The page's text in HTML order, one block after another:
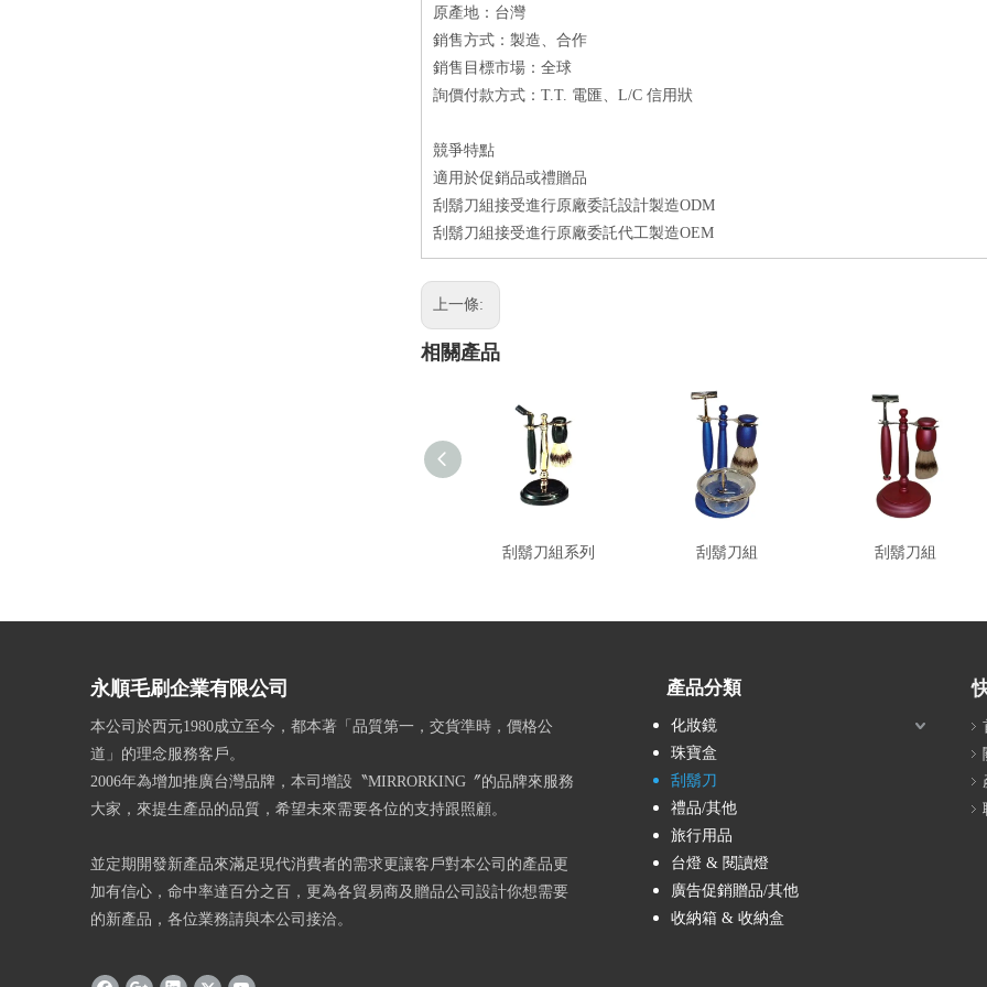
原產地：台灣
銷售方式：製造、合作
銷售目標市場：全球
詢價付款方式：T.T. 電匯、L/C 信用狀
競爭特點
適用於促銷品或禮贈品
刮鬍刀組接受進行原廠委託設計製造ODM
刮鬍刀組接受進行原廠委託代工製造OEM
上一條:
相關產品
刮鬍刀組系列 刮鬍刀組 刮鬍刀組
永順毛刷企業有限公司
本公司於西元1980成立至今，都本著「品質第一，交貨準時，價格公
道」的理念服務客戶。
2006年為增加推廣台灣品牌，本司增設〝MIRRORKING〞的品牌來服務
大家，來提生產品的品質，希望未來需要各位的支持跟照顧。
並定期開發新產品來滿足現代消費者的需求更讓客戶對本公司的產品更
加有信心，命中率達百分之百，更為各貿易商及贈品公司設計你想需要
的新產品，各位業務請與本公司接洽。
產品分類
化妝鏡
珠寶盒
刮鬍刀
禮品/其他
旅行用品
台燈 & 閱讀燈
廣告促銷贈品/其他
收納箱 & 收納盒